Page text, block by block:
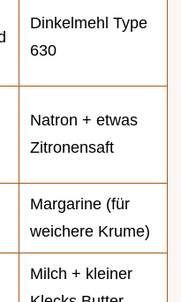
Dinkelmehl Type
630
Natron + etwas
Zitronensaft
Margarine (für
weichere Krume)
Milch + kleiner